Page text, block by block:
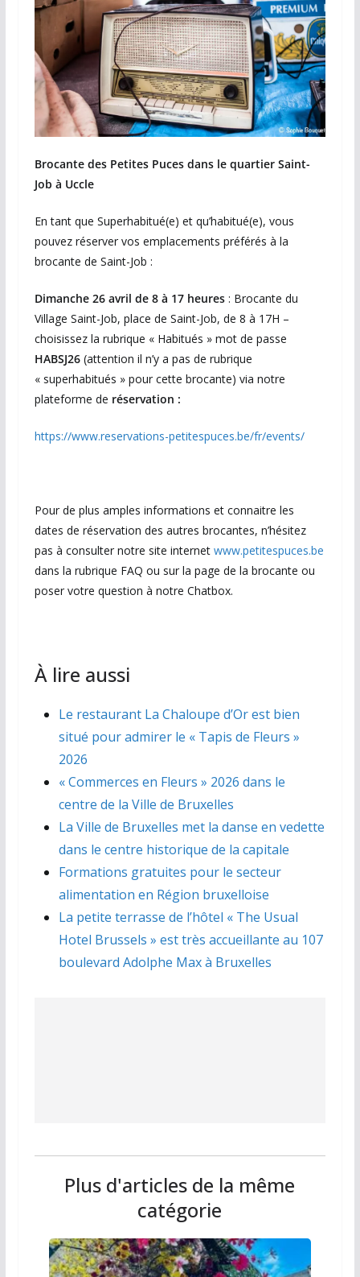
Brocante des Petites Puces dans le quartier Saint-
Job à Uccle
En tant que Superhabitué(e) et qu’habitué(e), vous
pouvez réserver vos emplacements préférés à la
brocante de Saint-Job :
Dimanche 26 avril de 8 à 17 heures: Brocante du
Village Saint-Job, place de Saint-Job, de 8 à 17H –
choisissez la rubrique « Habitués » mot de passe
HABSJ26(attention il n’y a pas de rubrique
« superhabitués » pour cette brocante) via notre
plateforme de réservation :
https://www.reservations-petitespuces.be/fr/events/
Pour de plus amples informations et connaitre les
dates de réservation des autres brocantes, n’hésitez
pas à consulter notre site internet www.petitespuces.be
dans la rubrique FAQ ou sur la page de la brocante ou
poser votre question à notre Chatbox.
À lire aussi
Le restaurant La Chaloupe d’Or est bien
situé pour admirer le « Tapis de Fleurs »
2026
« Commerces en Fleurs » 2026 dans le
centre de la Ville de Bruxelles
La Ville de Bruxelles met la danse en vedette
dans le centre historique de la capitale
Formations gratuites pour le secteur
alimentation en Région bruxelloise
La petite terrasse de l’hôtel « The Usual
Hotel Brussels » est très accueillante au 107
boulevard Adolphe Max à Bruxelles
Plus d'articles de la même
catégorie